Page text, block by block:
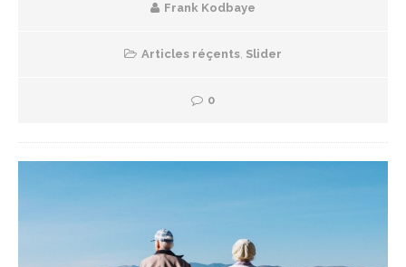
Frank Kodbaye
Articles réçents, Slider
0